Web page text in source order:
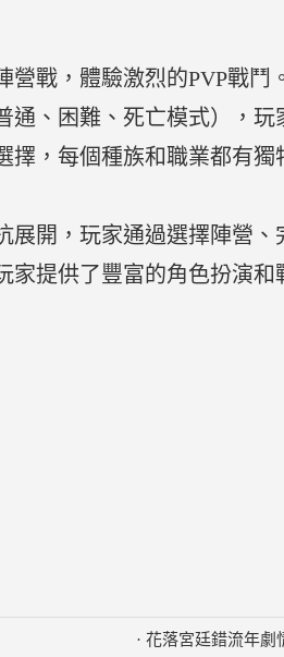
營戰，體驗激烈的PVP戰鬥。
通、困難、死亡模式），
擇，每個種族和職業都有獨
展開，玩家通過選擇陣營
提供了豐富的角色扮演和
· 花落宮廷錯流年劇